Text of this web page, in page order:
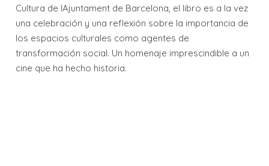
Cultura de lAjuntament de Barcelona, el libro es a la vez
una celebración y una reflexión sobre la importancia de
los espacios culturales como agentes de
transformación social. Un homenaje imprescindible a un
cine que ha hecho historia.